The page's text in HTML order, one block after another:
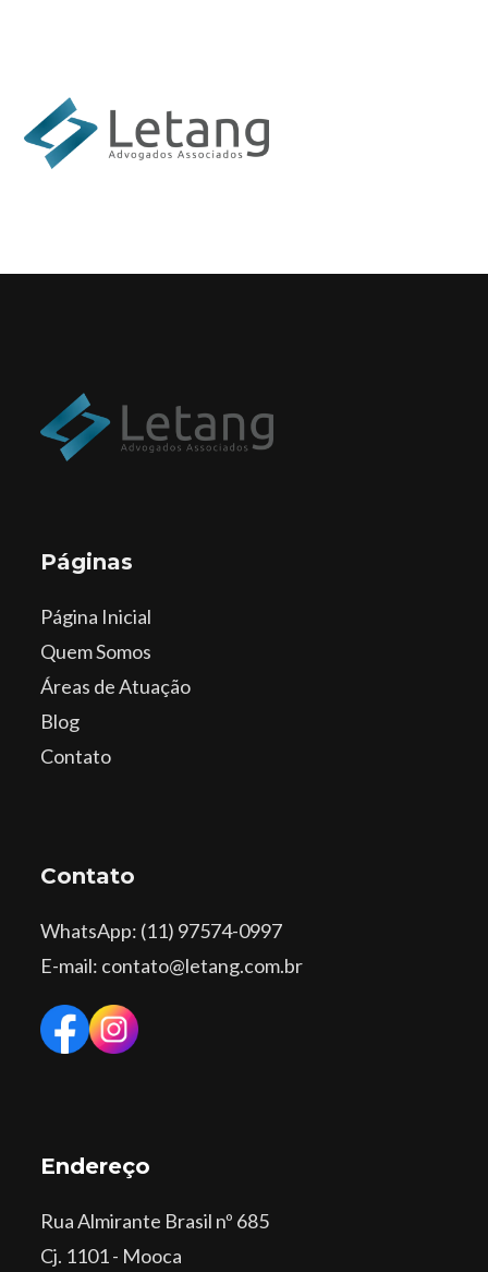
Páginas
Página Inicial
Quem Somos
Áreas de Atuação
Blog
Contato
Contato
WhatsApp: (11) 97574-0997
E-mail: contato@letang.com.br
Endereço
Rua Almirante Brasil nº 685
Cj. 1101 - Mooca